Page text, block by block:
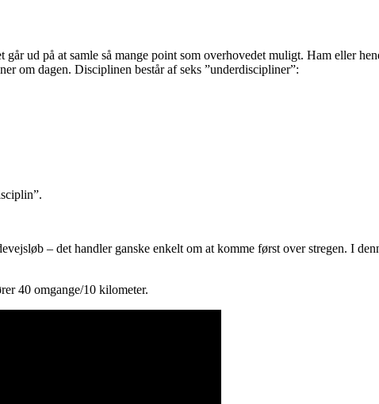
ud på at samle så mange point som overhovedet muligt. Ham eller
om dagen. Disciplinen består af seks ”underdiscipliner”:
– det handler ganske enkelt om at komme først over stregen. I
40 omgange/10 kilometer.